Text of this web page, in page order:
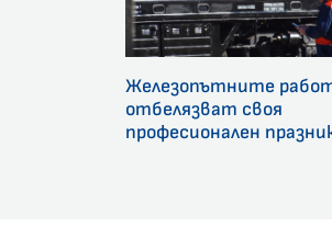
Железопътните
отбелязват своя
професионален